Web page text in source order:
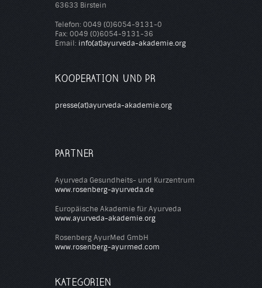
63633 Birstein
Telefon: 0049 (0)6054-9131-0
Fax: 0049 (0)6054-9131-36
Email: info(at)ayurveda-akademie.org
KOOPERATION UND PR
presse(at)ayurveda-akademie.org
PARTNER
Ayurveda Gesundheits- und Kurzentrum
www.rosenberg-ayurveda.de
Europäische Akademie für Ayurveda
www.ayurveda-akademie.org
Rosenberg AyurMed GmbH
www.rosenberg-ayurmed.com
KATEGORIEN